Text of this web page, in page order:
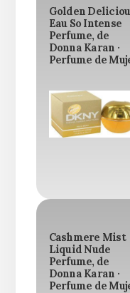
Golden
Eau So Intense
Perfume, de
Donna Karan ·
Perfume de
Cashmere Mist
Liquid Nude
Perfume, de
Donna Karan ·
Perfume de